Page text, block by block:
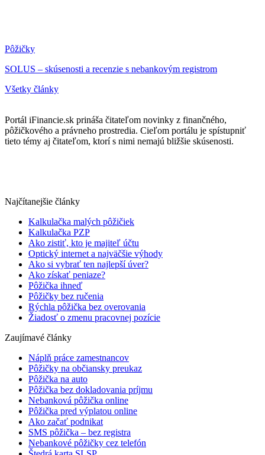
Pôžičky
SOLUS – skúsenosti a recenzie s nebankovým registrom
Všetky články
Portál iFinancie.sk prináša čitateľom novinky z finančného,
pôžičkového a právneho prostredia. Cieľom portálu je spístupniť
tieto témy aj čitateľom, ktorí s nimi nemajú bližšie skúsenosti.
Najčítanejšie články
Kalkulačka malých pôžičiek
Kalkulačka PZP
Ako zistiť, kto je majiteľ účtu
Optický internet a najväčšie výhody
Ako si vybrať ten najlepší úver?
Ako získať peniaze?
Pôžička ihneď
Pôžičky bez ručenia
Rýchla pôžička bez overovania
Žiadosť o zmenu pracovnej pozície
Zaujímavé články
Náplň práce zamestnancov
Pôžičky na občiansky preukaz
Pôžička na auto
Pôžička bez dokladovania príjmu
Nebanková pôžička online
Pôžička pred výplatou online
Ako začať podnikat
SMS pôžička – bez registra
Nebankové pôžičky cez telefón